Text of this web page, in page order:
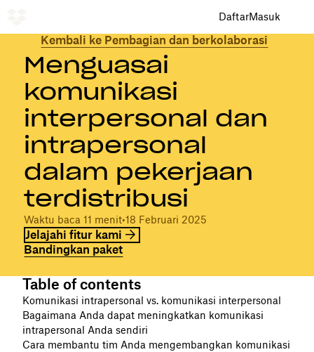
DaftarMasuk
Kembali ke Pembagian dan berkolaborasi
Menguasai
komunikasi
interpersonal dan
intrapersonal
dalam pekerjaan
terdistribusi
Waktu baca 11 menit•18 Februari 2025
Jelajahi fitur kami
Bandingkan paket
Table of contents
Komunikasi intrapersonal vs. komunikasi interpersonal
Bagaimana Anda dapat meningkatkan komunikasi
intrapersonal Anda sendiri
Cara membantu tim Anda mengembangkan komunikasi